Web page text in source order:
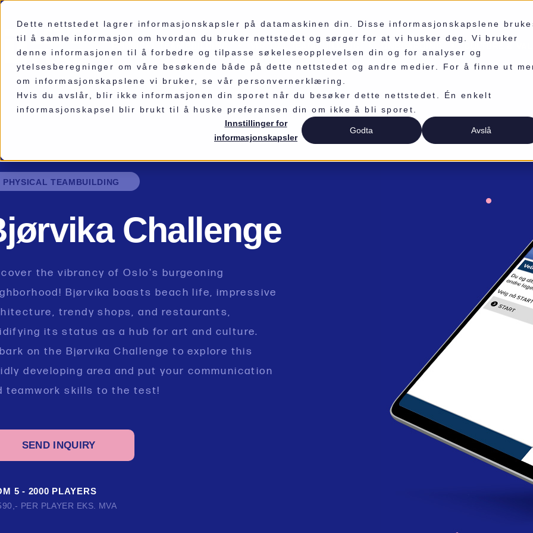
Dette nettstedet lagrer informasjonskapsler på datamaskinen din. Disse informasjonskapslene
til å samle informasjon om hvordan du bruker nettstedet og sørger for at vi husker deg. Vi bruker
denne informasjonen til å forbedre og tilpasse søkeleseopplevelsen din og for analyser og
ytelsesberegninger om våre besøkende både på dette nettstedet og andre medier. For å finne ut
om informasjonskapslene vi bruker, se vår personvernerklæring.
Hvis du avslår, blir ikke informasjonen din sporet når du besøker dette nettstedet. Én enkelt
informasjonskapsel blir brukt til å huske preferansen din om ikke å bli sporet.
Innstillinger for
informasjonskapsler
Godta Avslå
PHYSICAL TEAMBUILDING VIRTUAL TEAMBUILDING ONBOARDING CULTURE &
PHYSICAL TEAMBUILDING
Challenge
the vibrancy of Oslo's burgeoning
Bjørvika boasts beach life, impressive
trendy shops, and restaurants,
its status as a hub for art and culture.
on the Bjørvika Challenge to explore this
developing area and put your communication
teamwork skills to the test!
SEND INQUIRY
5 - 2000 PLAYERS
PER PLAYER EKS. MVA